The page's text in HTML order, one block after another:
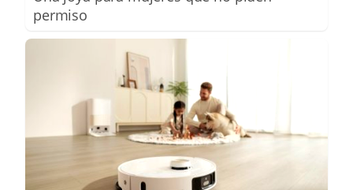
permiso